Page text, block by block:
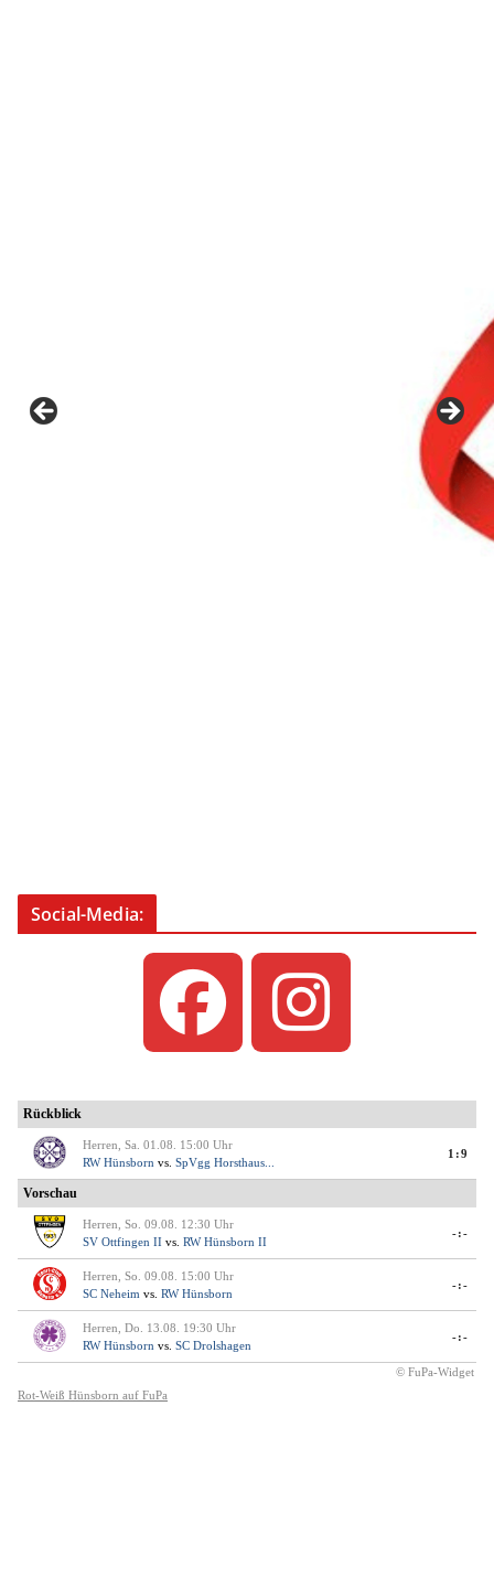
Social-Media: